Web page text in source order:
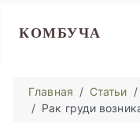
КОМБУЧА
Главная Статьи
Рак груди